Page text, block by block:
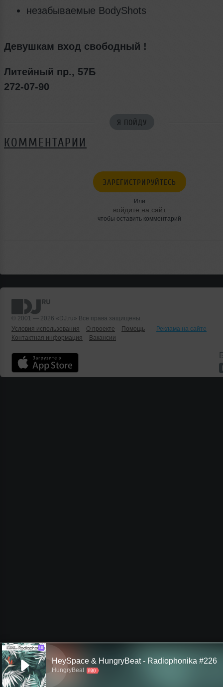
незабываемые BodyShots
Девушкам вход свободный !
Литейный пр., 57Б
272-07-90
Я ПОЙДУ
КОММЕНТАРИИ
ЗАРЕГИСТРИРУЙТЕСЬ
Или
войдите на сайт
чтобы оставить комментарий
© 2001 — 2026 «DJ.ru» Все права защищены.
Условия использования
О проекте Помощь
Реклама на сайте
Контактная информация
Вакансии
Ш
HeySpace & HungryBeat - Radiophonika #226
HungryBeat